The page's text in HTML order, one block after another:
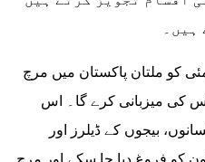
کے علاوہ ایل ٹی ای سی 27 مئی کو ملتان پاکستان میں مرچ
کی میزبانی کرے گا۔ اس
بیجوں کے ڈیلرز اور
کو فروغ دیا جا سکے اور مرچ